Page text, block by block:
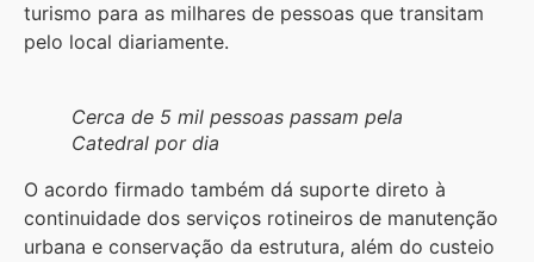
turismo para as milhares de pessoas que transitam
pelo local diariamente.
Cerca de 5 mil pessoas passam pela
Catedral por dia
O acordo firmado também dá suporte direto à
continuidade dos serviços rotineiros de manutenção
urbana e conservação da estrutura, além do custeio